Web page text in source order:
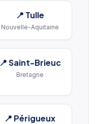
📍 Tulle
Nouvelle-Aquitaine
📍Saint-Brieuc
Bretagne
📍 Périgueux